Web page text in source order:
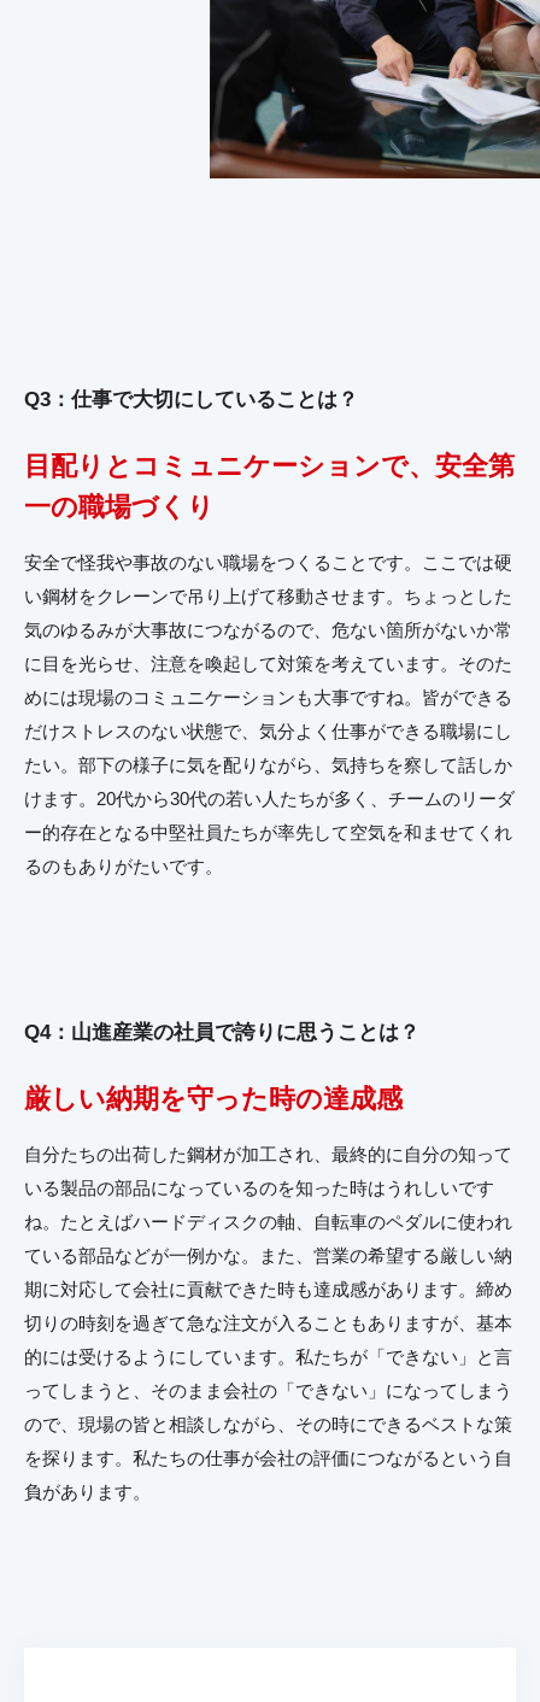
Q3：仕事で大切にしていることは？
目配りとコミュニケーションで、安全第
一の職場づくり
安全で怪我や事故のない職場をつくることです。ここでは硬
い鋼材をクレーンで吊り上げて移動させます。ちょっとした
気のゆるみが大事故につながるので、危ない箇所がないか常
に目を光らせ、注意を喚起して対策を考えています。そのた
めには現場のコミュニケーションも大事ですね。皆ができる
だけストレスのない状態で、気分よく仕事ができる職場にし
たい。部下の様子に気を配りながら、気持ちを察して話しか
けます。20代から30代の若い人たちが多く、チームのリーダ
ー的存在となる中堅社員たちが率先して空気を和ませてくれ
るのもありがたいです。
Q4：山進産業の社員で誇りに思うことは？
厳しい納期を守った時の達成感
自分たちの出荷した鋼材が加工され、最終的に自分の知って
いる製品の部品になっているのを知った時はうれしいです
ね。たとえばハードディスクの軸、自転車のペダルに使われ
ている部品などが一例かな。また、営業の希望する厳しい納
期に対応して会社に貢献できた時も達成感があります。締め
切りの時刻を過ぎて急な注文が入ることもありますが、基本
的には受けるようにしています。私たちが「できない」と言
ってしまうと、そのまま会社の「できない」になってしまう
ので、現場の皆と相談しながら、その時にできるベストな策
を探ります。私たちの仕事が会社の評価につながるという自
負があります。